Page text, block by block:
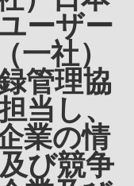
ーザー
社）
管理協
当し、
業の情
び競争